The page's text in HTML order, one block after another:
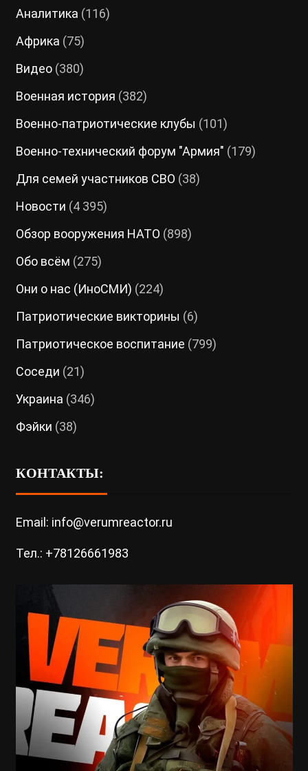
Аналитика (116)
Африка (75)
Видео(380)
Военная история (382)
Военно-патриотические клубы (101)
Военно-технический форум "Армия" (179)
Для семей участников СВО (38)
Новости (4 395)
Обзор вооружения НАТО (898)
Обо всём (275)
Они о нас (ИноСМИ) (224)
Патриотические викторины (6)
Патриотическое воспитание (799)
Соседи (21)
Украина (346)
Фэйки (38)
КОНТАКТЫ:
Email: info@verumreactor.ru
Тел.: +78126661983